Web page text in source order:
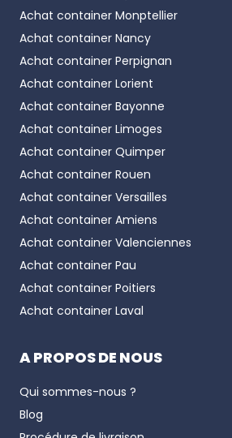
personnalisable
Loin des préjugés sur le
bureaux modernes offrent un
finition professionnelle.
Avec CFC, chaquecontainer
peut être configuré sur mesure,
qu’à l’extérieur :
choix des revêtements, couleurs
ajout de climatisation, chauffage,
options de sécurité renforcée,
aménagements ergonomiques
productivité.
Cette personnalisation permet
harmonieuse dans tout type
Une installation rapide pour les
modulaires préfabriqués
L’un des principaux avantages du
Achat container Monptellier
Achat container Nancy
Achat container Perpignan
Achat container Lorient
Achat container Bayonne
Achat container Limoges
Achat container Quimper
Achat container Rouen
Achat container Versailles
Achat container Amiens
Achat container Valenciennes
Achat container Pau
Achat container Poitiers
Achat container Laval
A PROPOS DE NOUS
Qui sommes-nous ?
Blog